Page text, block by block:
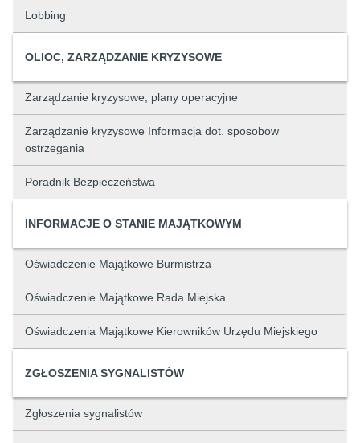
Lobbing
OLIOC, ZARZĄDZANIE KRYZYSOWE
Zarządzanie kryzysowe, plany operacyjne
Zarządzanie kryzysowe Informacja dot. sposobow
ostrzegania
Poradnik Bezpieczeństwa
INFORMACJE O STANIE MAJĄTKOWYM
Oświadczenie Majątkowe Burmistrza
Oświadczenie Majątkowe Rada Miejska
Oświadczenia Majątkowe Kierowników Urzędu Miejskiego
ZGŁOSZENIA SYGNALISTÓW
Zgłoszenia sygnalistów